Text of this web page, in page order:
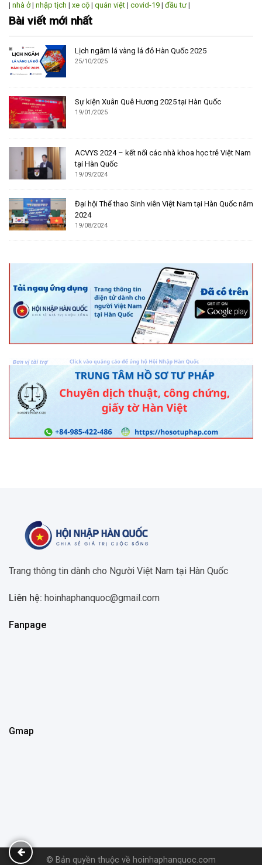
| nhà ở| nhập tịch | xe cộ | quán việt | covid-19 | đầu tư |
Bài viết mới nhất
Lịch ngắm lá vàng lá đỏ Hàn Quốc 2025
25/10/2025
Sự kiện Xuân Quê Hương 2025 tại Hàn Quốc
19/01/2025
ACVYS 2024 – kết nối các nhà khoa học trẻ Việt Nam
tại Hàn Quốc
19/09/2024
Đại hội Thể thao Sinh viên Việt Nam tại Hàn Quốc năm
2024
19/08/2024
Trang thông tin dành cho Người Việt Nam tại Hàn Quốc
Liên hệ: hoinhaphanquoc@gmail.com
Fanpage
Gmap
© Bản quyền thuộc về hoinhaphanquoc.com